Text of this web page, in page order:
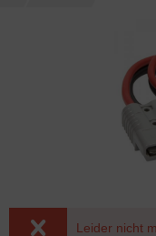
Leider nicht